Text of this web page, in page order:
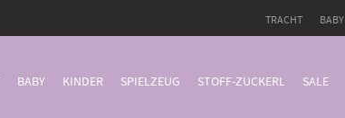
TRACHT BABY
BABY KINDER SPIELZEUG STOFF-ZUCKERL SALE